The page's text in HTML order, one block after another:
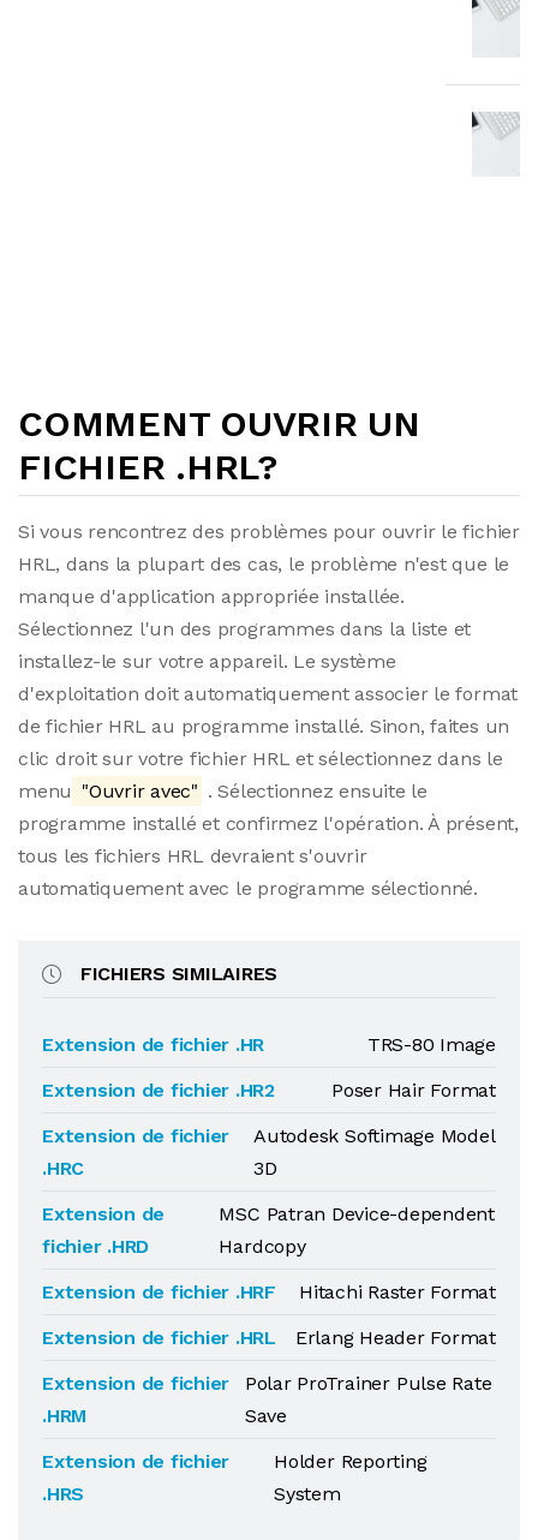
COMMENT OUVRIR UN
FICHIER .HRL?
Si vous rencontrez des problèmes pour ouvrir le fichier
HRL, dans la plupart des cas, le problème n'est que le
manque d'application appropriée installée.
Sélectionnez l'un des programmes dans la liste et
installez-le sur votre appareil. Le système
d'exploitation doit automatiquement associer le format
de fichier HRL au programme installé. Sinon, faites un
clic droit sur votre fichier HRL et sélectionnez dans le
menu "Ouvrir avec" . Sélectionnez ensuite le
programme installé et confirmez l'opération. À présent,
tous les fichiers HRL devraient s'ouvrir
automatiquement avec le programme sélectionné.
FICHIERS SIMILAIRES
Extension de fichier .HR
TRS-80 Image
Extension de fichier .HR2
Poser Hair Format
Extension de fichier
.HRC
Autodesk Softimage Model
3D
Extension de
fichier .HRD
MSC Patran Device-dependent
Hardcopy
Extension de fichier .HRF
Hitachi Raster Format
Extension de fichier .HRL
Erlang Header Format
Extension de fichier
.HRM
Polar ProTrainer Pulse Rate
Save
Extension de fichier
.HRS
Holder Reporting
System